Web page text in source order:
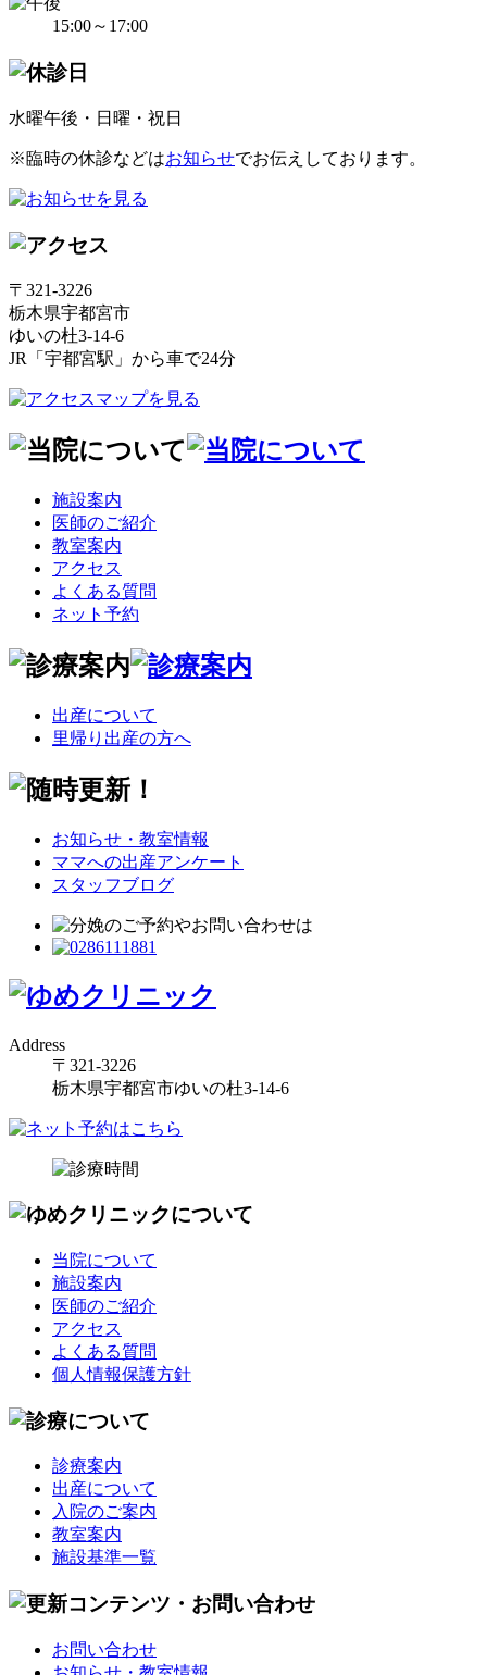
15:00～17:00
水曜午後・日曜・祝日
※臨時の休診などはお知らせでお伝えしております。
〒321-3226
栃木県宇都宮市
ゆいの杜3-14-6
JR「宇都宮駅」から車で24分
施設案内
医師のご紹介
教室案内
アクセス
よくある質問
ネット予約
出産について
里帰り出産の方へ
お知らせ・教室情報
ママへの出産アンケート
スタッフブログ
Address
〒321-3226
栃木県宇都宮市ゆいの杜3-14-6
当院について
施設案内
医師のご紹介
アクセス
よくある質問
個人情報保護方針
診療案内
出産について
入院のご案内
教室案内
施設基準一覧
お問い合わせ